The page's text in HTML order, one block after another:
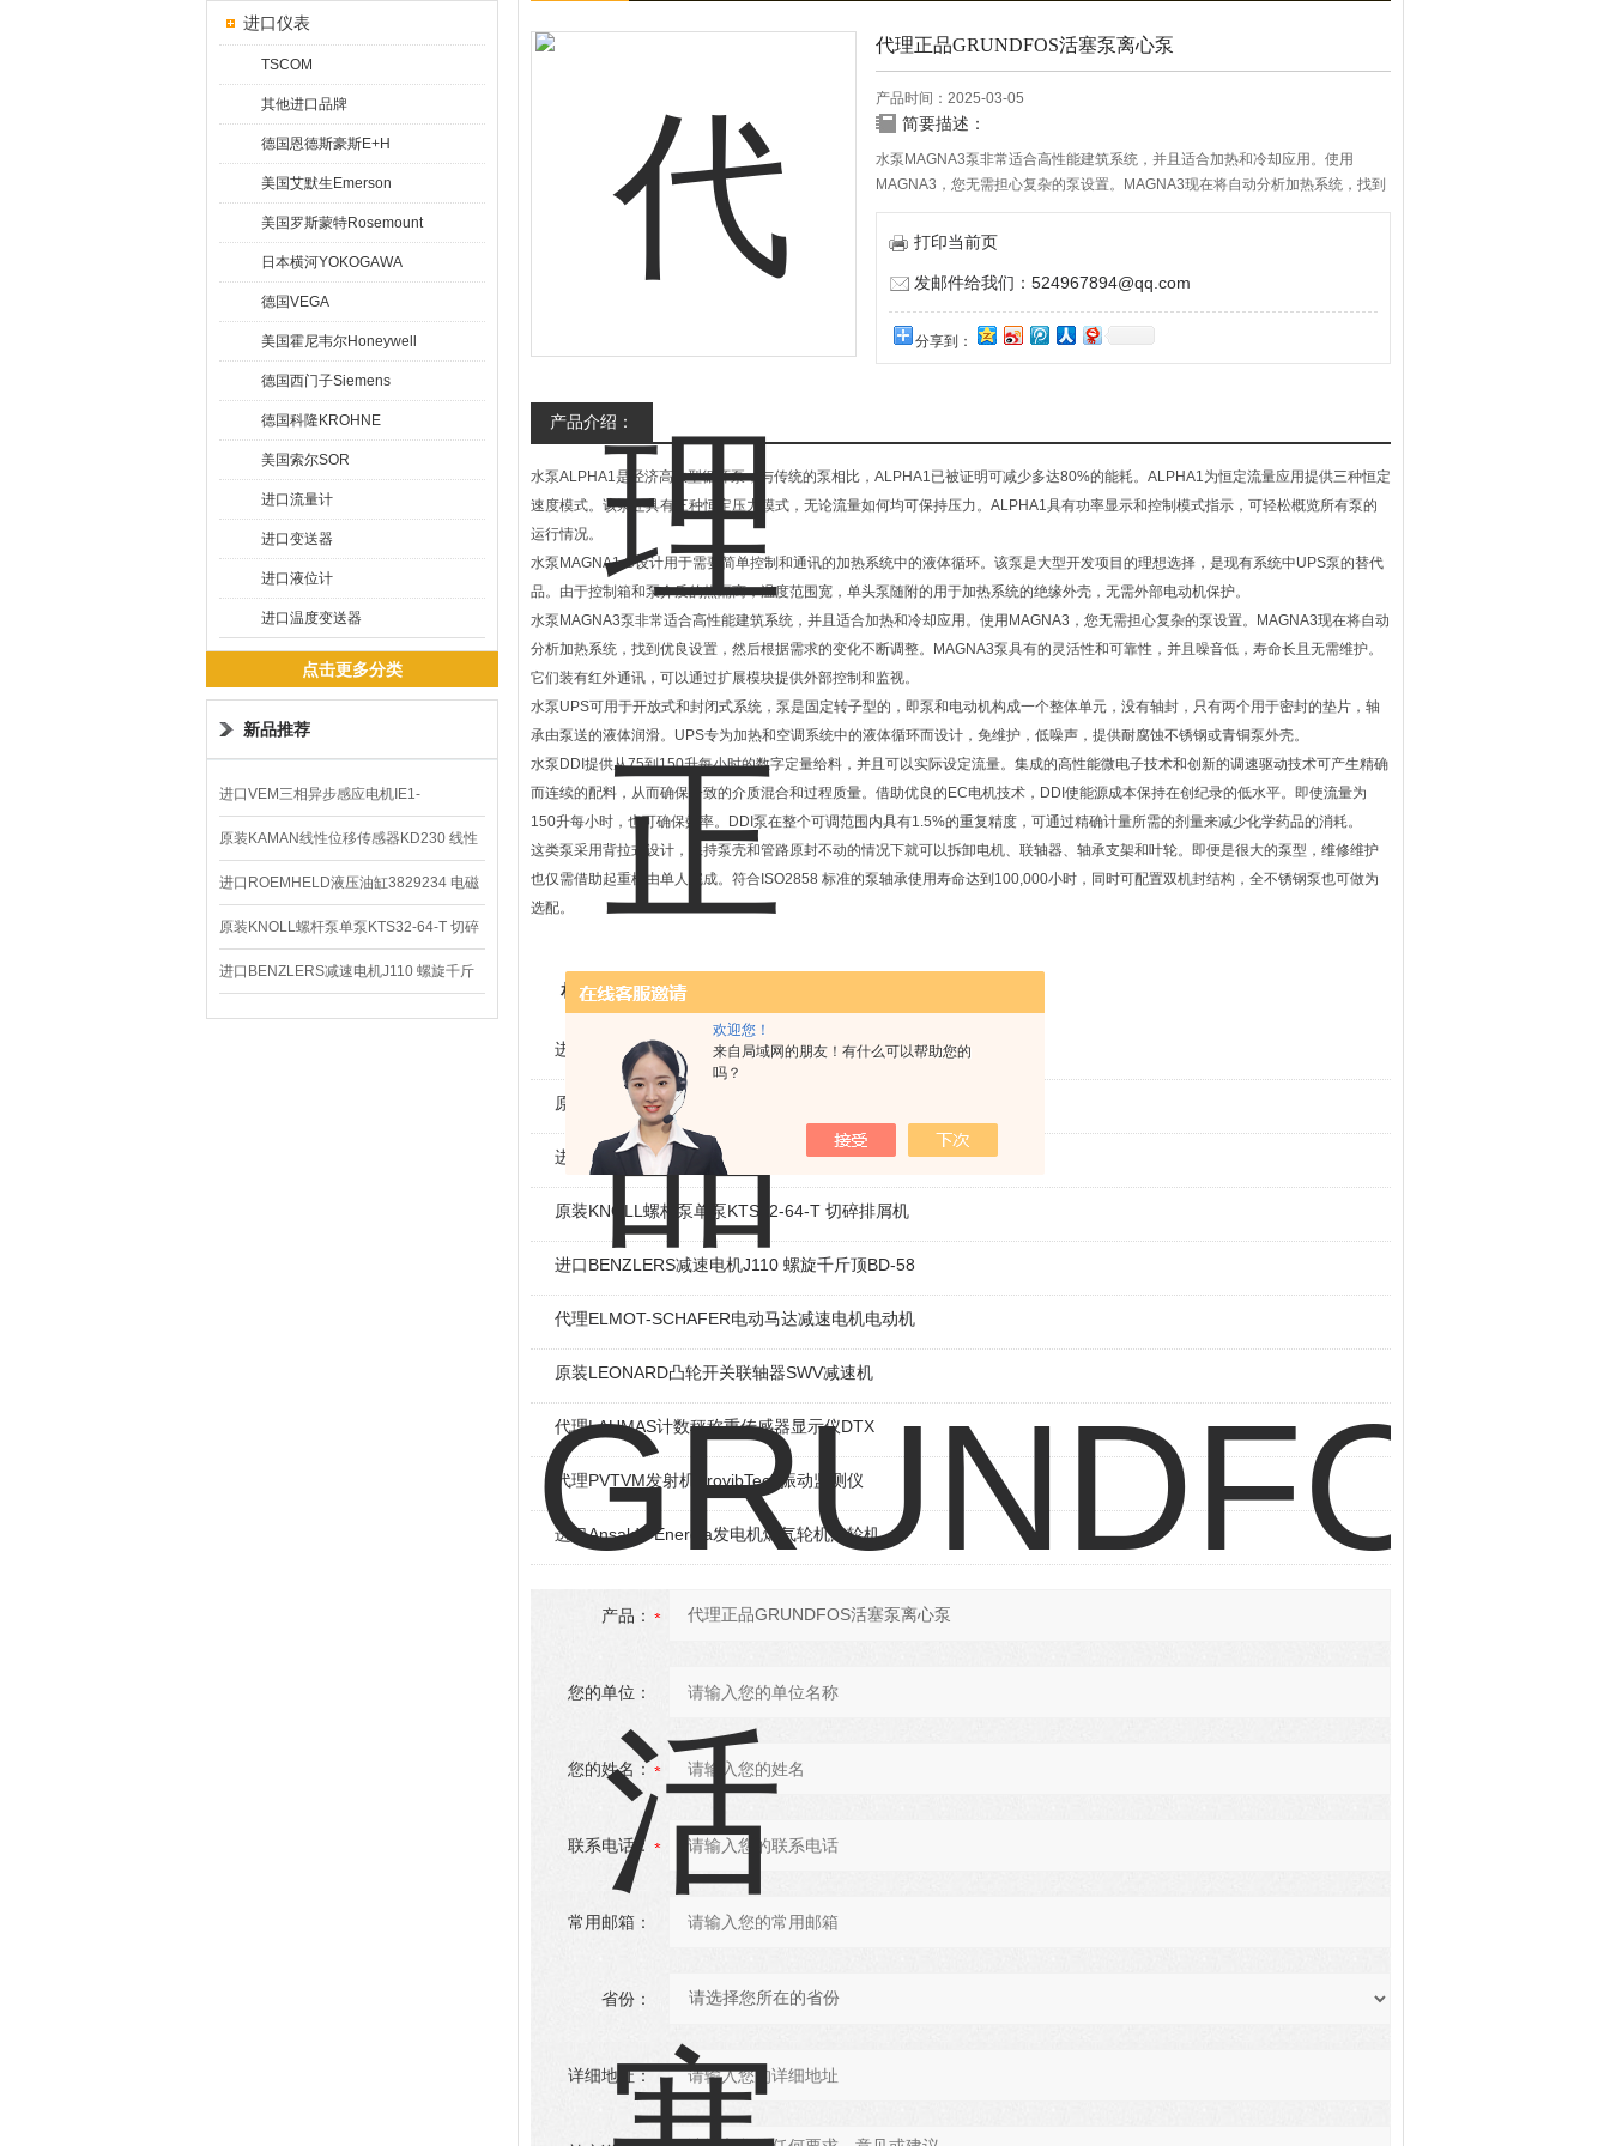
欢迎您！
来自局域网的朋友！有什么可以帮助您的
吗？
进口仪表
TSCOM
其他进口品牌
德国恩德斯豪斯E+H
美国艾默生Emerson
美国罗斯蒙特Rosemount
日本横河YOKOGAWA
德国VEGA
美国霍尼韦尔Honeywell
德国西门子Siemens
德国科隆KROHNE
美国索尔SOR
进口流量计
进口变送器
进口液位计
进口温度变送器
点击更多分类
新品推荐
进口VEM三相异步感应电机IE1-
K21R80G4马达
原装KAMAN线性位移传感器KD230 线性
编码器
进口ROEMHELD液压油缸3829234 电磁
阀定位器
原装KNOLL螺杆泵单泵KTS32-64-T 切碎
排屑机
进口BENZLERS减速电机J110 螺旋千斤
顶BD-58
代理正品GRUNDFOS活塞泵离心泵
产品时间：2025-03-05
简要描述：
水泵MAGNA3泵非常适合高性能建筑系统，并且适合加热和冷却应用。使用
MAGNA3，您无需担心复杂的泵设置。MAGNA3现在将自动分析加热系统，找到
优良设置，然后根据需求的变化不断调整。MAGNA3泵具有的灵活性和可靠性，
并且噪音低，寿命长且无需维护。它们装有红外通讯，可以通过扩展模块提供外
打印当前页
发邮件给我们：524967894@qq.com
分享到：
产品介绍：
水泵ALPHA1是经济高效型循环泵，与传统的泵相比，ALPHA1已被证明可减少多达80%的能耗。ALPHA1为恒定流量应用提供三种恒定
速度模式。该泵还具有三种恒定压力模式，无论流量如何均可保持压力。ALPHA1具有功率显示和控制模式指示，可轻松概览所有泵的
运行情况。
水泵MAGNA1 C设计用于需要简单控制和通讯的加热系统中的液体循环。该泵是大型开发项目的理想选择，是现有系统中UPS泵的替代
品。由于控制箱和泵介质的热隔离，温度范围宽，单头泵随附的用于加热系统的绝缘外壳，无需外部电动机保护。
水泵MAGNA3泵非常适合高性能建筑系统，并且适合加热和冷却应用。使用MAGNA3，您无需担心复杂的泵设置。MAGNA3现在将自动
分析加热系统，找到优良设置，然后根据需求的变化不断调整。MAGNA3泵具有的灵活性和可靠性，并且噪音低，寿命长且无需维护。
它们装有红外通讯，可以通过扩展模块提供外部控制和监视。
水泵UPS可用于开放式和封闭式系统，泵是固定转子型的，即泵和电动机构成一个整体单元，没有轴封，只有两个用于密封的垫片，轴
承由泵送的液体润滑。UPS专为加热和空调系统中的液体循环而设计，免维护，低噪声，提供耐腐蚀不锈钢或青铜泵外壳。
水泵DDI提供从75到150升每小时的数字定量给料，并且可以实际设定流量。集成的高性能微电子技术和创新的调速驱动技术可产生精确
而连续的配料，从而确保一致的介质混合和过程质量。借助优良的EC电机技术，DDI使能源成本保持在创纪录的低水平。即使流量为
150升每小时，也可确保效率。DDI泵在整个可调范围内具有1.5%的重复精度，可通过精确计量所需的剂量来减少化学药品的消耗。
这类泵采用背拉式设计，保持泵壳和管路原封不动的情况下就可以拆卸电机、联轴器、轴承支架和叶轮。即便是很大的泵型，维修维护
也仅需借助起重机由单人完成。符合ISO2858 标准的泵轴承使用寿命达到100,000小时，同时可配置双机封结构，全不锈钢泵也可做为
选配。
相关产品
进口VEM三相异步感应电机IE1-K21R80G4马达
原装KAMAN线性位移传感器KD230 线性编码器
进口ROEMHELD液压油缸3829234 电磁阀定位器
原装KNOLL螺杆泵单泵KTS32-64-T 切碎排屑机
进口BENZLERS减速电机J110 螺旋千斤顶BD-58
代理ELMOT-SCHAFER电动马达减速电机电动机
原装LEONARD凸轮开关联轴器‌SWV减速机
代理LAUMAS计数秤称重传感器显示仪DTX
代理PVTVM发射机ProvibTech振动监测仪
进口Ansaldo Energia发电机燃气轮机汽轮机
产品：
您的单位：
您的姓名：
联系电话：
常用邮箱：
省份：
详细地址：